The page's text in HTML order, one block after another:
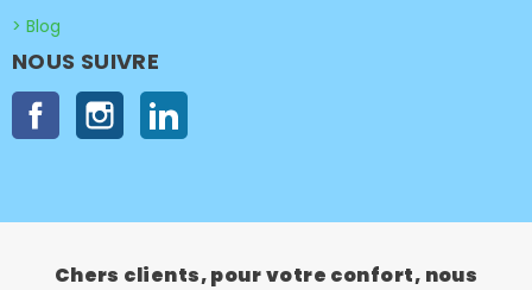
> Blog
NOUS SUIVRE
Facebook Instagram
Chers clients, pour votre confort, nous